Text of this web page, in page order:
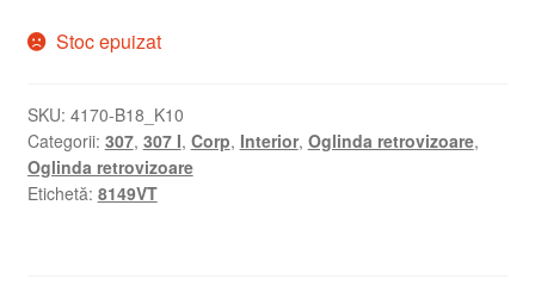
Stoc epuizat
SKU: 4170-B18_K10
Categorii: 307, 307 I, Corp, Interior, Oglinda retrovizoare,
Oglinda retrovizoare
Etichetă: 8149VT